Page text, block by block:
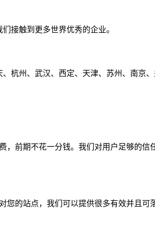
接触到更多世界优秀的企业。
杭州、武汉、西定、天津、苏州、南京
，前期不花一分钱。我们对用户足够的信
您的站点，我们可以提供很多有效并且